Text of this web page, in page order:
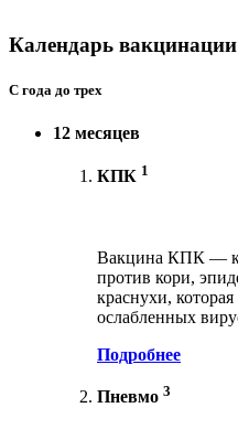
Календарь
С года до трех
12 месяцев
КПК 1
Вакцина КПК —
против кори,
краснухи,
ослабленных
Подробнее
Пневмо 3